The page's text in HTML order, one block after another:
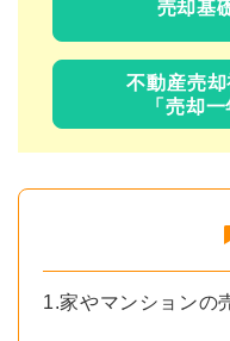
売却基
不動産売
「売却
1.家やマンションの